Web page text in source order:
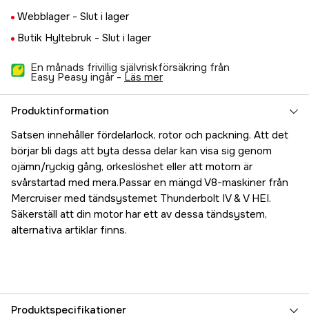
Webblager - Slut i lager
Butik Hyltebruk - Slut i lager
En månads frivillig självriskförsäkring från
Easy Peasy ingår - läs mer
Produktinformation
Satsen innehåller fördelarlock, rotor och packning. Att det
börjar bli dags att byta dessa delar kan visa sig genom
ojämn/ryckig gång, orkeslöshet eller att motorn är
svårstartad med mera.Passar en mängd V8-maskiner från
Mercruiser med tändsystemet Thunderbolt IV & V HEI.
Säkerställ att din motor har ett av dessa tändsystem,
alternativa artiklar finns.
Produktspecifikationer